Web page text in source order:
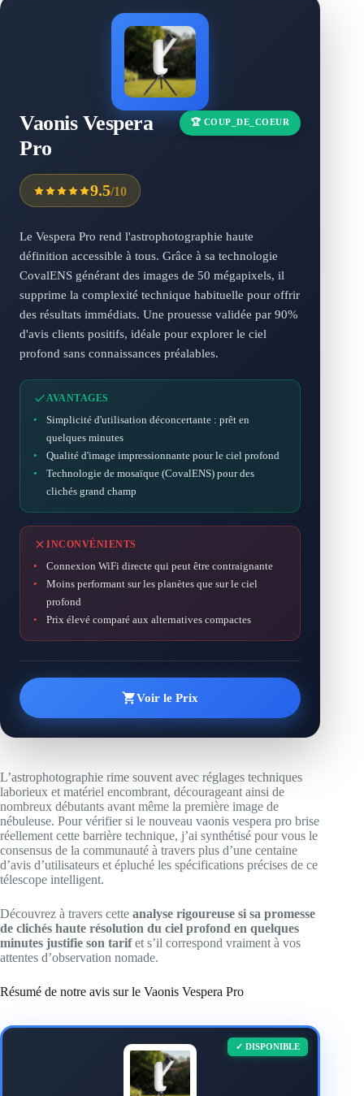
Vaonis Vespera
Pro
🏆 COUP_DE_COEUR
9.5/10
Le Vespera Pro rend l'astrophotographie haute
définition accessible à tous. Grâce à sa technologie
CovalENS générant des images de 50 mégapixels, il
supprime la complexité technique habituelle pour offrir
des résultats immédiats. Une prouesse validée par 90%
d'avis clients positifs, idéale pour explorer le ciel
profond sans connaissances préalables.
AVANTAGES
•
Simplicité d'utilisation déconcertante : prêt en
quelques minutes
•
Qualité d'image impressionnante pour le ciel profond
•
Technologie de mosaïque (CovalENS) pour des
clichés grand champ
INCONVÉNIENTS
•
Connexion WiFi directe qui peut être contraignante
•
Moins performant sur les planètes que sur le ciel
profond
•
Prix élevé comparé aux alternatives compactes
Voir le Prix
L’astrophotographie rime souvent avec réglages techniques
laborieux et matériel encombrant, décourageant ainsi de
nombreux débutants avant même la première image de
nébuleuse. Pour vérifier si le nouveau vaonis vespera pro brise
réellement cette barrière technique, j’ai synthétisé pour vous le
consensus de la communauté à travers plus d’une centaine
d’avis d’utilisateurs et épluché les spécifications précises de ce
télescope intelligent.
Découvrez à travers cette analyse rigoureuse si sa promesse
de clichés haute résolution du ciel profond en quelques
minutes justifie son tarifet s’il correspond vraiment à vos
attentes d’observation nomade.
Résumé de notre avis sur le Vaonis Vespera Pro
✓ DISPONIBLE